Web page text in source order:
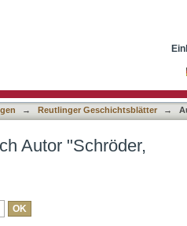
→ Reutlinger Geschichtsblätter →
Autor "Schröder,